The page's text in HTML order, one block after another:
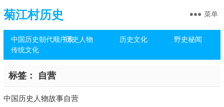
菊江村历史
中国历史朝代顺序表历史人物 历史文化
野史秘闻
传统文化
菜单
标签： 自营
中国历史人物故事自营